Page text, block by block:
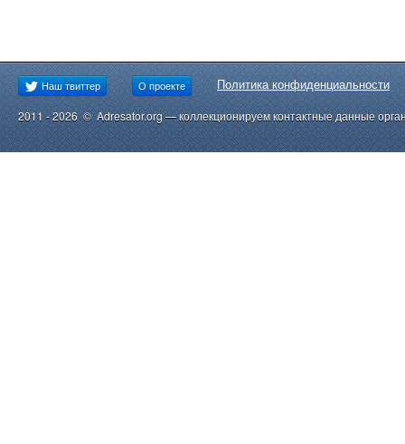
Наш твиттер О проекте Политика конфиденциальности
2011 - 2026 © Adresator.org — коллекционируем контактные данные